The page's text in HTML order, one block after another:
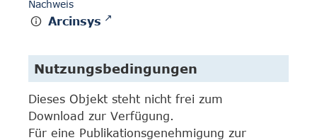
Nachweis
Arcinsys
Nutzungsbedingungen
Dieses Objekt steht nicht frei zum
Download zur Verfügung.
Für eine Publikationsgenehmigung zur